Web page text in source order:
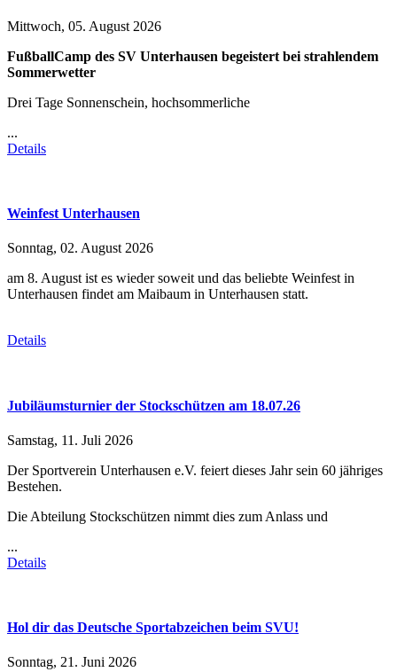
Mittwoch, 05. August 2026
FußballCamp des SV Unterhausen begeistert bei strahlendem
Sommerwetter
Drei Tage Sonnenschein, hochsommerliche
...
Details
Weinfest Unterhausen
Sonntag, 02. August 2026
am 8. August ist es wieder soweit und das beliebte Weinfest in
Unterhausen findet am Maibaum in Unterhausen statt.
Details
Jubiläumsturnier der Stockschützen am 18.07.26
Samstag, 11. Juli 2026
Der Sportverein Unterhausen e.V. feiert dieses Jahr sein 60 jähriges
Bestehen.
Die Abteilung Stockschützen nimmt dies zum Anlass und
...
Details
Hol dir das Deutsche Sportabzeichen beim SVU!
Sonntag, 21. Juni 2026